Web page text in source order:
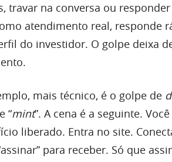
travar na conversa ou
atendimento real, responde
do investidor. O golpe deixa
mais técnico, é o golpe de
“mint”. A cena é a seguinte.
liberado. Entra no site.
para receber. Só que